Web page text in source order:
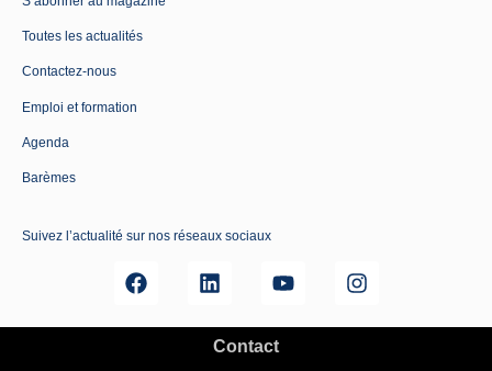
Toutes les actualités
Contactez-nous
Emploi et formation
Agenda
Barèmes
Suivez l’actualité sur nos réseaux sociaux
Contact